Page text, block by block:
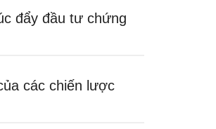
đẩy đầu tư chứng
các chiến lược